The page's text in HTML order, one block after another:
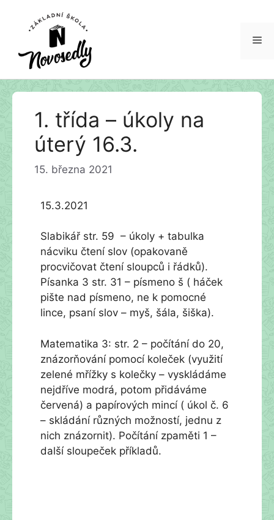
Přeskočit
1. třída – úkoly na
úterý 16.3.
15. března 2021
15.3.2021
Slabikář str. 59 – úkoly + tabulka
nácviku čtení slov (opakovaně
procvičovat čtení sloupců i řádků).
Písanka 3 str. 31 – písmeno š ( háček
pište nad písmeno, ne k pomocné
lince, psaní slov – myš, šála, šiška).
Matematika 3: str. 2 – počítání do 20,
znázorňování pomocí koleček (využití
zelené mřížky s kolečky – vyskládáme
nejdříve modrá, potom přidáváme
červená) a papírových mincí ( úkol č. 6
– skládání různých možností, jednu z
nich znázornit). Počítání zpaměti 1 –
další sloupeček příkladů.